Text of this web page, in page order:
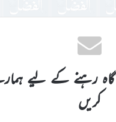
رہنے کے لیے
کریں